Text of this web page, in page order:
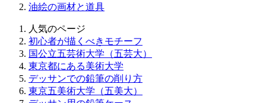
油絵の画材と道具
人気のページ
初心者が描くべきモチーフ
国公立五芸術大学（五芸大）
東京都にある美術大学
デッサンでの鉛筆の削り方
東京五美術大学（五美大）